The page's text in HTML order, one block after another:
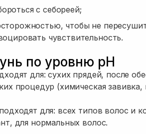
с себореей;
чтобы не
чувствительность.
по уровню pH
для: сухих прядей, после
процедур (химическая
для: всех типов волос и
для нормальных волос.